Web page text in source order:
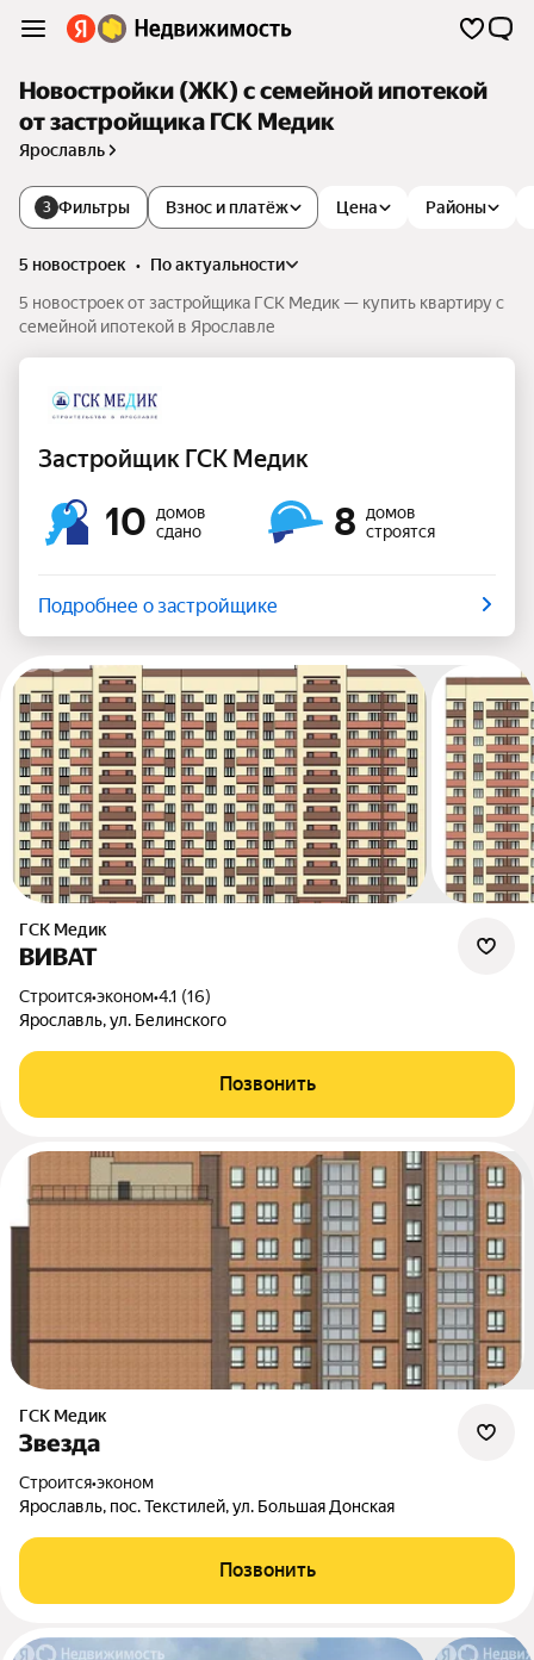
Новостройки (ЖК) с семейной ипотекой
от застройщика ГСК Медик
Ярославль
3 Фильтры Цена
Взнос и платёж Районы
5 новостроек •
по актуальности
5 новостроек от застройщика ГСК Медик — купить квартиру с
семейной ипотекой в Ярославле
Застройщик ГСК Медик
10
домов
сдано
8
домов
строятся
Подробнее о застройщике
ГСК Медик
ВИВАТ
Строится•эконом•4.1 (16)
Ярославль, ул. Белинского
Позвонить
ГСК Медик
Звезда
Строится•эконом
Ярославль, пос. Текстилей, ул. Большая Донская
Позвонить